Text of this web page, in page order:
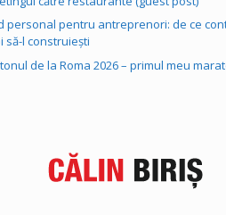
personal pentru antreprenori: de ce
să-l construiești
de la Roma 2026 – primul meu